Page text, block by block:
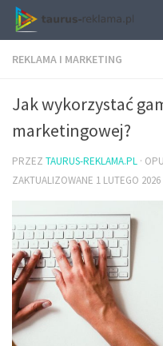
REKLAMA I MARKETING
Jak wykorzystać
marketingowej?
PRZEZ TAURUS-REKLAMA.PL ·
ZAKTUALIZOWANE 1 LUTEGO 2026